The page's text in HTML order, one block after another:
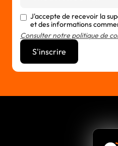
J'accepte de recevoir la
et des informations
Consulter notre politique de